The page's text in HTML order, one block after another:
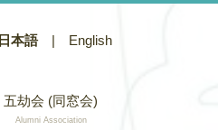
日本語 | English
五劫会 (同窓会)
Alumni Association